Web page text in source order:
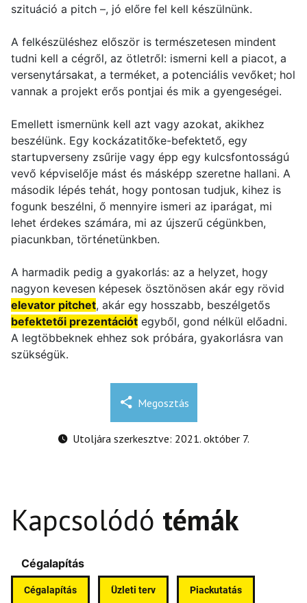
szituáció a pitch –, jó előre fel kell készülnünk.
A felkészüléshez először is természetesen mindent
tudni kell a cégről, az ötletről: ismerni kell a piacot, a
versenytársakat, a terméket, a potenciális vevőket; hol
vannak a projekt erős pontjai és mik a gyengeségei.
Emellett ismernünk kell azt vagy azokat, akikhez
beszélünk. Egy kockázatitőke-befektető, egy
startupverseny zsűrije vagy épp egy kulcsfontosságú
vevő képviselője mást és másképp szeretne hallani. A
második lépés tehát, hogy pontosan tudjuk, kihez is
fogunk beszélni, ő mennyire ismeri az iparágat, mi
lehet érdekes számára, mi az újszerű cégünkben,
piacunkban, történetünkben.
A harmadik pedig a gyakorlás: az a helyzet, hogy
nagyon kevesen képesek ösztönösen akár egy rövid
elevator pitchet, akár egy hosszabb, beszélgetős
befektetői prezentációt egyből, gond nélkül előadni.
A legtöbbeknek ehhez sok próbára, gyakorlásra van
szükségük.
Megosztás
Utoljára szerkesztve: 2021. október 7.
Kapcsolódó témák
Cégalapítás
Cégalapítás Üzleti terv Piackutatás